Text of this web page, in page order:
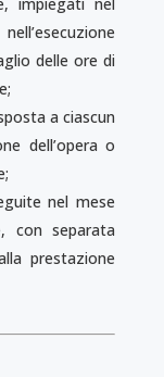
delle ore di
a ciascun
dell’opera o
nel mese
con separata
prestazione